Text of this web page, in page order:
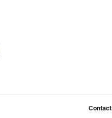
Contact